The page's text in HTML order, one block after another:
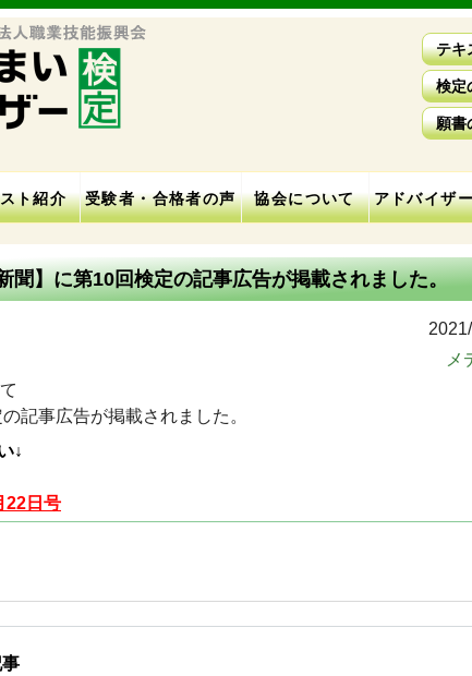
テキ
検定
願書
ト紹介 受験者・合格者の声 協会について アドバイザ
聞】に第10回検定の記事広告が掲載されました。
メ
記事広告が掲載されました。
↓
22日号